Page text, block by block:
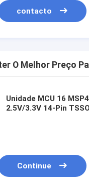
contacto
O Melhor Preço
Unidade MCU 16
2.5V/3.3V 14-Pin
Continue